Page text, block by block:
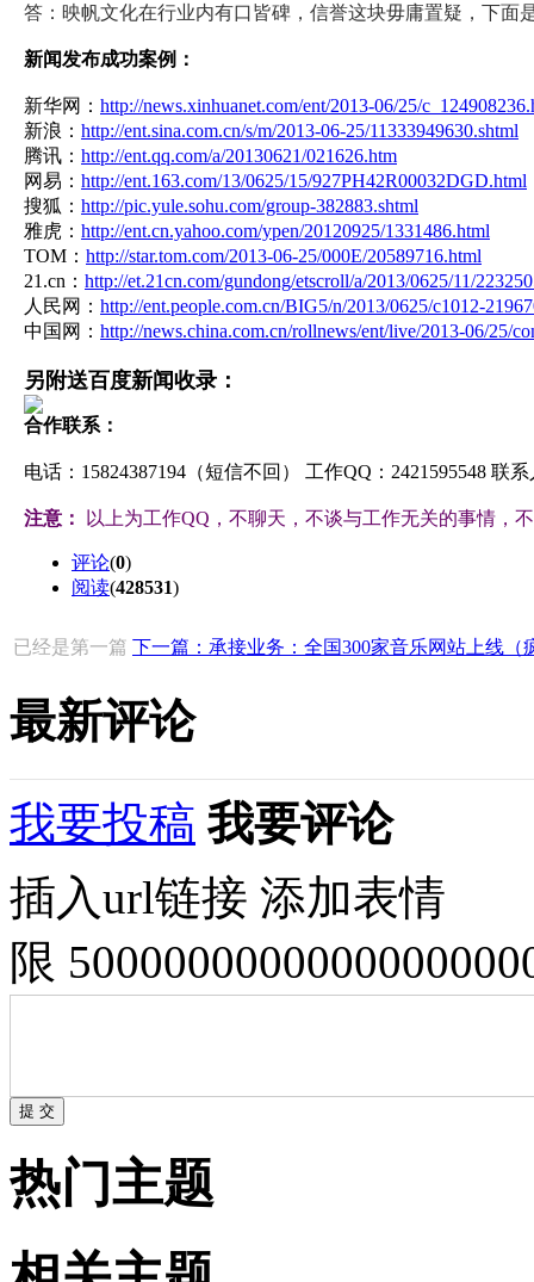
答：映帆文化在行业内有口皆碑，信誉这块毋庸置疑，下面
新闻发布成功案例：
新华网： http://news.xinhuanet.com/ent/2013-06/25/
新浪： http://ent.sina.com.cn/s/m/2013-06-25/11333949630.shtml
腾讯： http://ent.qq.com/a/20130621/021626.htm
网易： http://ent.163.com/13/0625/15/927PH42R00032DGD.html
搜狐： http://pic.yule.sohu.com/group-382883.shtml
雅虎： http://ent.cn.yahoo.com/ypen/20120925/1331486.html
TOM： http://star.tom.com/2013-06-25/000E/20589716.html
21.cn： http://et.21cn.com/gundong/etscroll/a/2013/0625/11/
人民网： http://ent.people.com.cn/BIG5/n/2013/0625/c1012-
中国网： http://news.china.com.cn/rollnews/ent/live/2013-06/25/
另附送百度新闻收录：
合作联系：
电话：15824387194（短信不回） 工作QQ：2421595548 联
注意： 以上为工作QQ，不聊天，不谈与工作无关的事情，
评论(0)
阅读(428531)
已经是第一篇 下一篇：承接业务：全国300家音乐网站上线（
最新评论
我要投稿 我要评论
插入url链接 添加表情
限
热门主题